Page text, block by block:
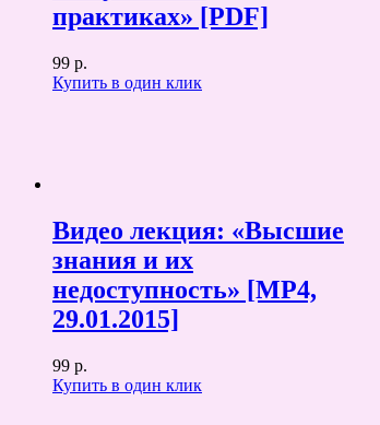
практиках» [PDF]
99 р.
Купить в один клик
Видео лекция: «Высшие
знания и их
недоступность» [MP4,
29.01.2015]
99 р.
Купить в один клик